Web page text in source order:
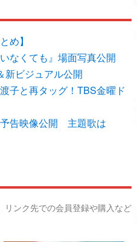
め】
なくても』場面写真公開
新ビジュアル公開
子と再タッグ！TBS金曜ド
予告映像公開 主題歌は
ンク先での会員登録や購入など